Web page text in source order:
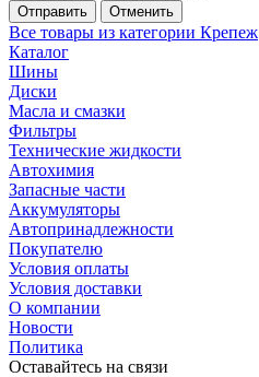
Отменить
Все товары из категории Крепеж
Каталог
Шины
Диски
Масла и смазки
Фильтры
Технические жидкости
Автохимия
Запасные части
Аккумуляторы
Автопринадлежности
Покупателю
Условия оплаты
Условия доставки
О компании
Новости
Политика
Оставайтесь на связи